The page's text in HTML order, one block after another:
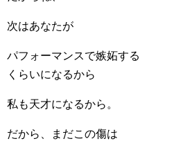
次はあなたが
パフォーマンスで嫉妬する
くらいになるから
私も天才になるから。
だから、まだこの傷は